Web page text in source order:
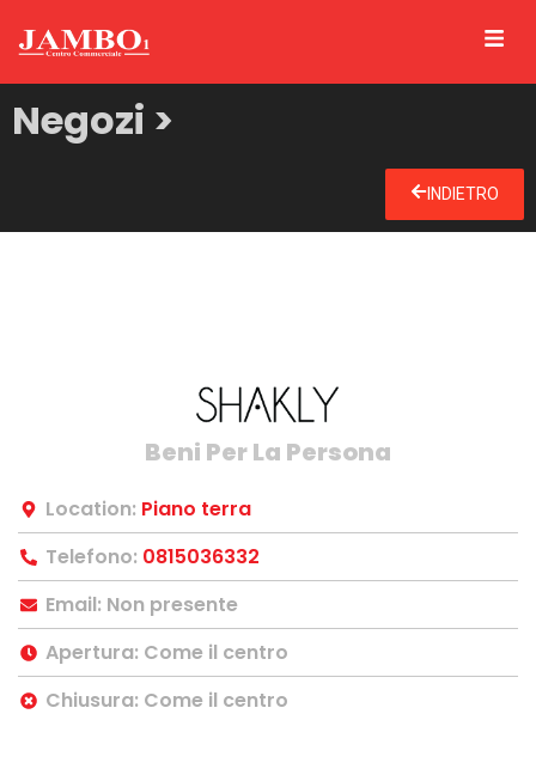
Negozi >
INDIETRO
Beni Per La Persona
Location: Piano terra
Telefono: 0815036332
Email: Non presente
Apertura: Come il centro
Chiusura: Come il centro